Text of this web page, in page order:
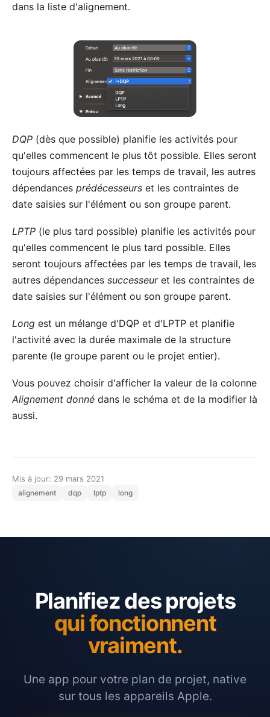
dans la liste d'alignement.
DQP (dès que possible) planifie les activités pour
qu'elles commencent le plus tôt possible. Elles seront
toujours affectées par les temps de travail, les autres
dépendances prédécesseurs et les contraintes de
date saisies sur l'élément ou son groupe parent.
LPTP (le plus tard possible) planifie les activités pour
qu'elles commencent le plus tard possible. Elles
seront toujours affectées par les temps de travail, les
autres dépendances successeuret les contraintes de
date saisies sur l'élément ou son groupe parent.
Long est un mélange d'DQP et d'LPTP et planifie
l'activité avec la durée maximale de la structure
parente (le groupe parent ou le projet entier).
Vous pouvez choisir d'afficher la valeur de la colonne
Alignement donné dans le schéma et de la modifier là
aussi.
Mis à jour: 29 mars 2021
alignement dqp lptp long
Planifiez des projets
qui fonctionnent
vraiment.
Une app pour votre plan de projet, native
sur tous les appareils Apple.